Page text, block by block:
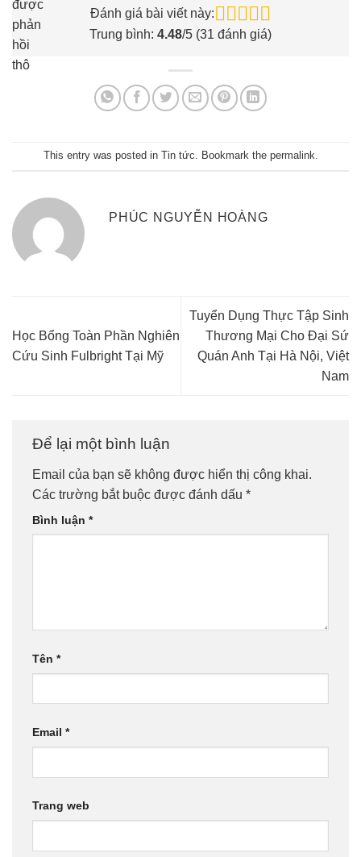
được
phản
hồi
thô
Đánh giá bài viết này:
Trung bình: 4.48/5 (31 đánh giá)
This entry was posted in Tin tức . Bookmark the permalink
PHÚC NGUYỄN HOÀNG
Học Bổng Toàn Phần Nghiên
Cứu Sinh Fulbright Tại Mỹ
Tuyển Dụng Thực Tập Sinh
Thương Mại Cho Đại Sứ
Quán Anh Tại Hà Nội, Việt
Nam
Để lại một bình luận
Email của bạn sẽ không được hiển thị công khai.
Các trường bắt buộc được đánh dấu *
Bình luận *
Tên *
Email *
Trang web